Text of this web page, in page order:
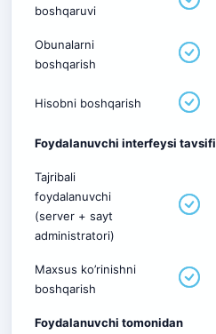
boshqaruvi
Obunalarni
boshqarish
Hisobni boshqarish
Foydalanuvchi interfeysi tavsifi
Tajribali
foydalanuvchi
(server + sayt
administratori)
Maxsus ko’rinishni
boshqarish
Foydalanuvchi tomonidan